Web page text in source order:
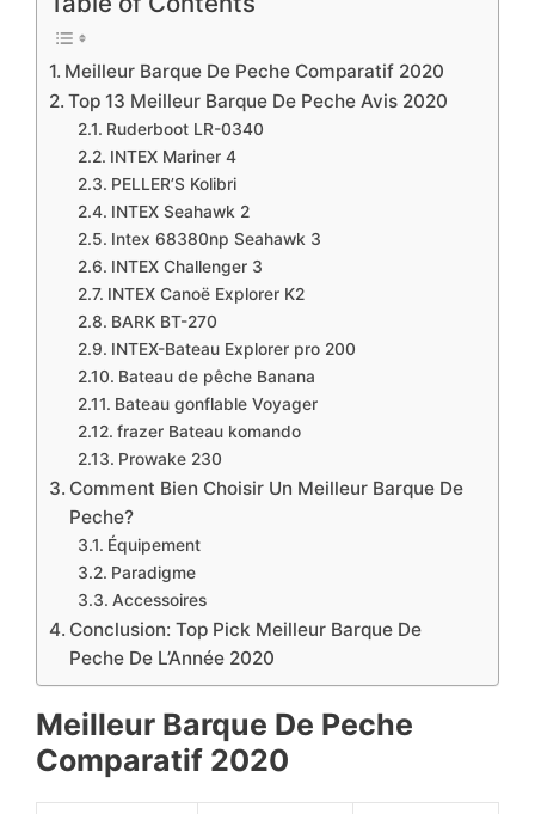
Meilleur Barque De Peche Comparatif 2020
Top 13 Meilleur Barque De Peche Avis 2020
​Ruderboot LR-0340
​INTEX Mariner 4
​PELLER’S Kolibri
​INTEX Seahawk 2
​Intex 68380np Seahawk 3
​INTEX Challenger 3
​INTEX Canoë Explorer K2
BARK BT-270
​INTEX-Bateau Explorer pro 200
​Bateau de pêche Banana
​Bateau gonflable Voyager
​frazer Bateau komando
​Prowake 230
Comment Bien Choisir Un Meilleur Barque De
Peche?
Équipement
Paradigme
Accessoires
Conclusion: Top Pick Meilleur Barque De
Peche De L’Année 2020
Meilleur Barque De Peche
Comparatif 2020